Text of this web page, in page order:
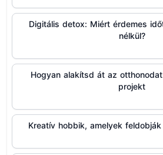
Digitális detox: Miért érdemes
nélkül?
Hogyan alakítsd át az
projekt
Kreatív hobbik, amelyek